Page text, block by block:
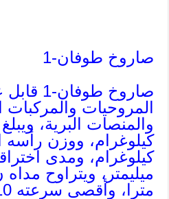
صاروخ طوفان-1
صاروخ
المروحيات والمركبات